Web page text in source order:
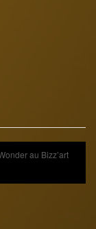
au Bizz’art